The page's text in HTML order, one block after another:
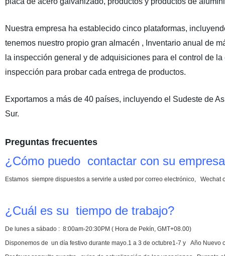
Nuestra empresa ha establecido cinco plataformas,
tenemos nuestro propio gran almacén , Inventario anual de
la inspección general y de adquisiciones para el control de
inspección para probar cada entrega de productos.
Exportamos a más de 40 países, incluyendo el Sudeste de
Sur.
Preguntas frecuentes
¿Cómo puedo contactar con su
Estamos siempre dispuestos a servirle a usted por correo electrónico, Wechat
¿Cuál es su tiempo de trabajo?
De lunes a sábado : 8:00am-20:30PM ( Hora de Pekín, GMT+08.00)
Disponemos de un día festivo durante mayo.1 a 3 de octubre1-7 y Año Nuevo